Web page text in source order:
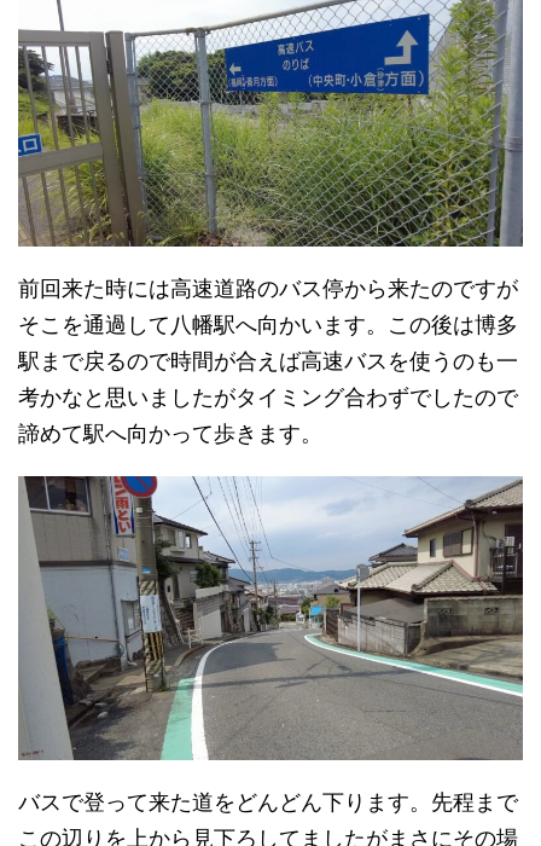
前回来た時には高速道路のバス停から来たのですが
そこを通過して八幡駅へ向かいます。この後は博多
駅まで戻るので時間が合えば高速バスを使うのも一
考かなと思いましたがタイミング合わずでしたので
諦めて駅へ向かって歩きます。
バスで登って来た道をどんどん下ります。先程まで
この辺りを上から見下ろしてましたがまさにその場